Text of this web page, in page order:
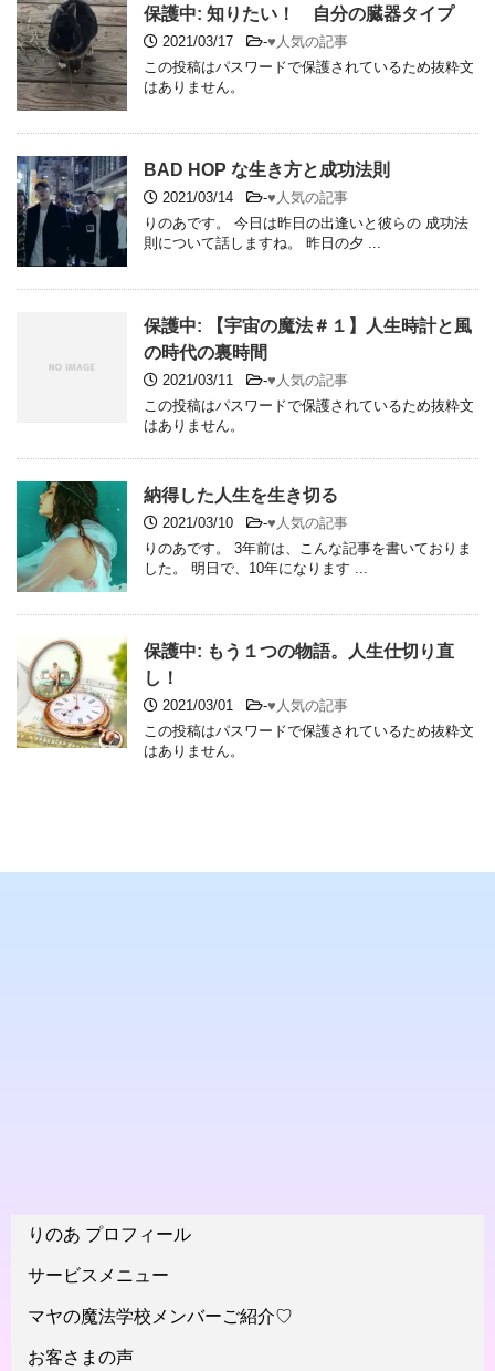
保護中: 知りたい！ 自分の臓器タイプ
2021/03/17 -♥人気の記事
この投稿はパスワードで保護されているため抜粋文
はありません。
BAD HOP な生き方と成功法則
2021/03/14 -♥人気の記事
りのあです。 今日は昨日の出逢いと彼らの 成功法
則について話しますね。 昨日の夕 ...
保護中: 【宇宙の魔法＃１】人生時計と風
の時代の裏時間
2021/03/11 -♥人気の記事
この投稿はパスワードで保護されているため抜粋文
はありません。
納得した人生を生き切る
2021/03/10 -♥人気の記事
りのあです。 3年前は、こんな記事を書いておりま
した。 明日で、10年になります ...
保護中: もう１つの物語。人生仕切り直
し！
2021/03/01 -♥人気の記事
この投稿はパスワードで保護されているため抜粋文
はありません。
りのあ プロフィール
サービスメニュー
マヤの魔法学校メンバーご紹介♡
お客さまの声